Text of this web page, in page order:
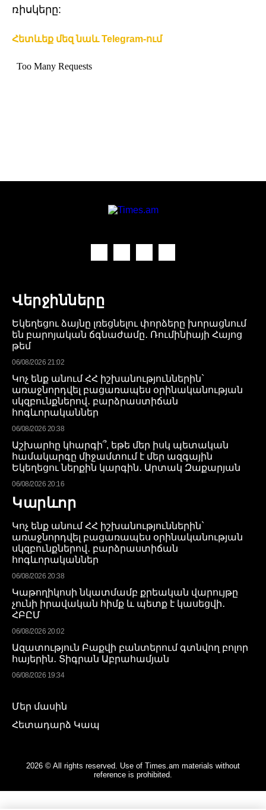
ռիսկերը:
Հետևեք մեզ նաև Telegram-ում
Վերջինները
Եկեղեցու ձայնը լռեցնելու փորձերը խորացնում
են բարոյական ճգնաժամը․ Ռումինիայի Հայոց
թեմ
06/08/2026 21:02
Կոչ ենք անում ՀՀ իշխանություններին`
առաջնորդվել բացառապես օրինականության
սկզբունքներով․ բարձրաստիճան
հոգևորականներ
06/08/2026 20:38
Աշխարհը կհարգի՞, եթե մեր իսկ պետական
համակարգը միջամտում է մեր ազգային
Եկեղեցու ներքին կարգին․ Արտակ Զաքարյան
06/08/2026 20:16
Կարևոր
Կոչ ենք անում ՀՀ իշխանություններին`
առաջնորդվել բացառապես օրինականության
սկզբունքներով․ բարձրաստիճան
հոգևորականներ
06/08/2026 20:38
Կաթողիկոսի նկատմամբ քրեական վարույթը
չունի իրավական հիմք և պետք է կասեցվի․
ՀԲԸՄ
06/08/2026 20:02
Ազատություն Բաքվի բանտերում գտնվող բոլոր
հայերին․ Տիգրան Աբրահամյան
06/08/2026 19:34
Մեր մասին
Հետադարձ Կապ
2026 © All rights reserved. Use of Times.am materials without
reference is prohibited.